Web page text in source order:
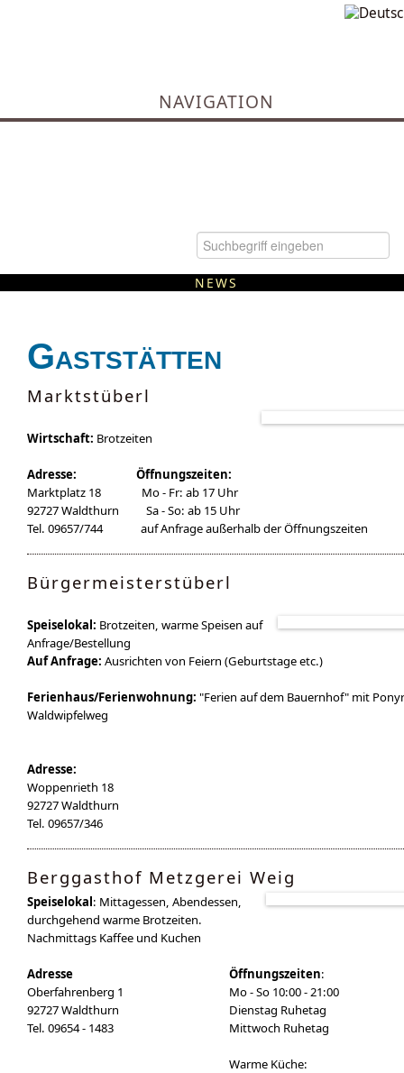
NAVIGATION
NEWS
Gaststätten
Marktstüberl
Wirtschaft: Brotzeiten
Adresse: Öffnungszeiten:
Marktplatz 18 Mo - Fr: ab 17 Uhr
92727 Waldthurn Sa - So: ab 15 Uhr
Tel. 09657/744 auf Anfrage außerhalb der Öffnungszeiten
Bürgermeisterstüberl
Speiselokal: Brotzeiten, warme Speisen auf
Anfrage/Bestellung
Auf Anfrage: Ausrichten von Feiern (Geburtstage etc.)
Ferienhaus/Ferienwohnung: "Ferien auf dem Bauernhof" mit
Waldwipfelweg
Adresse:
Woppenrieth 18
92727 Waldthurn
Tel. 09657/346
Berggasthof Metzgerei Weig
Speiselokal: Mittagessen, Abendessen,
durchgehend warme Brotzeiten.
Nachmittags Kaffee und Kuchen
Adresse
Oberfahrenberg 1
92727 Waldthurn
Tel. 09654 - 1483
Öffnungszeiten:
Mo - So 10:00 - 21:00
Dienstag Ruhetag
Mittwoch Ruhetag
Warme Küche: